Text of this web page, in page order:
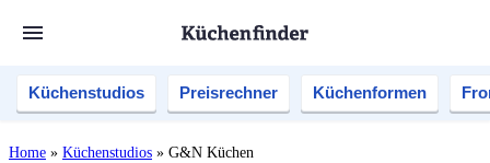
Küchenstudios Preisrechner Küchenformen
Home » Küchenstudios » G&N Küchen